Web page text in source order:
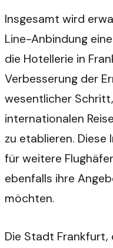
Insgesamt wird
Line-Anbindung
die Hotellerie in
Verbesserung der
wesentlicher
internationalen
zu etablieren.
für weitere
ebenfalls ihre
möchten.
Die Stadt Frankfurt,